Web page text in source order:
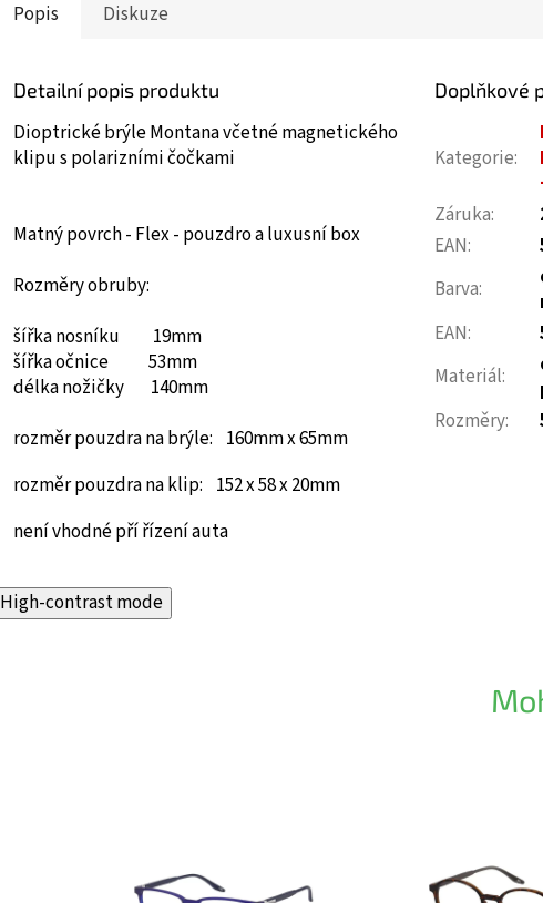
Popis Diskuze
Detailní popis produktu
Dioptrické brýle Montana včetné magnetického
klipu s polarizními čočkami
Matný povrch - Flex - pouzdro a luxusní box
Rozměry obruby:
šířka nosníku 19mm
šířka očnice 53mm
délka nožičky 140mm
rozměr pouzdra na brýle: 160mm x 65mm
rozměr pouzdra na klip: 152 x 58 x 20mm
není vhodné pří řízení auta
Doplňkové
Kategorie:
Záruka:
EAN:
Barva:
EAN:
Materiál:
Rozměry:
High-contrast mode